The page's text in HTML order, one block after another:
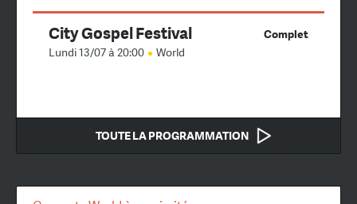
Complet
City Gospel Festival
Lundi 13/07 à 20:00 World
TOUTE LA PROGRAMMATION